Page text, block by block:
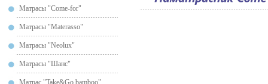
Матрасы "Сome-for"
Матрасы "Materasso"
Матрасы "Neolux"
Матрасы "Шанс"
Матрас "Take&Go bamboo"